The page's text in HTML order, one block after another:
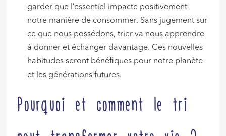
garder que l’essentiel impacte positivement
notre manière de consommer. Sans jugement sur
ce que nous possédons, trier va nous apprendre
à donner et échanger davantage. Ces nouvelles
habitudes seront bénéfiques pour notre planète
et les générations futures.
Pourquoi et comment le tri